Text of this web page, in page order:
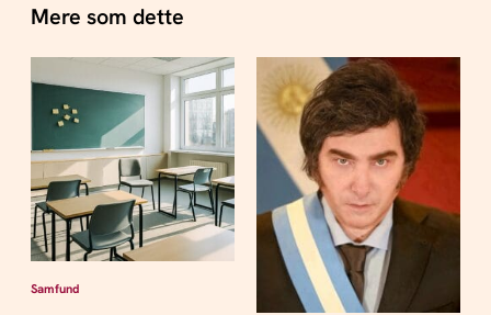
Mere som dette
Samfund